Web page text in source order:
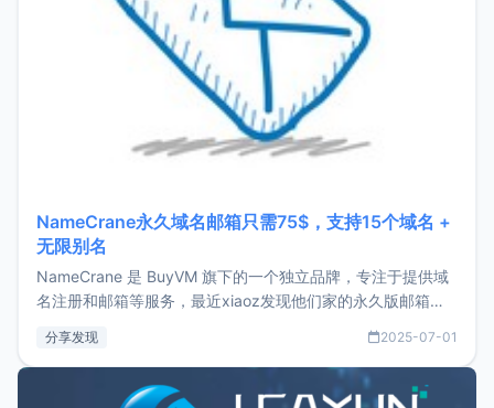
NameCrane永久域名邮箱只需75$，支持15个域名 +
无限别名
NameCrane 是 BuyVM 旗下的一个独立品牌，专注于提供域
名注册和邮箱等服务，最近xiaoz发现他们家的永久版邮箱服
又实惠的域名邮箱，不妨尝试一下 NameCrane。注册
NameCraneNameCrane不支持直接注册，必须要购买
分享发现 2025-07-01